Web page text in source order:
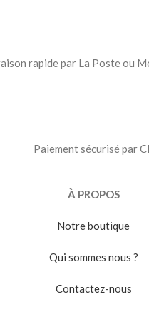
rapide par La Poste ou
Paiement sécurisé par
À PROPOS
Notre boutique
Qui sommes nous ?
Contactez-nous